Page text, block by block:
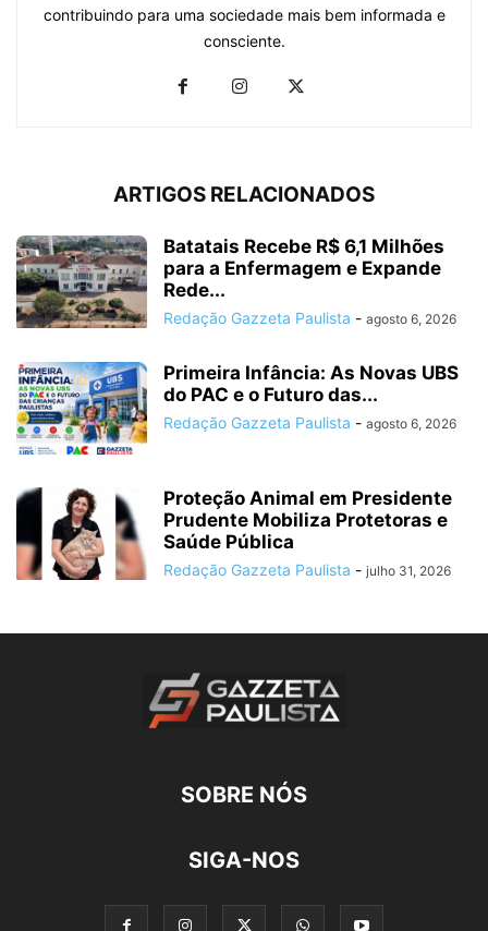
contribuindo para uma sociedade mais bem informada e
consciente.
ARTIGOS RELACIONADOS
Batatais Recebe R$ 6,1 Milhões
para a Enfermagem e Expande
Rede...
Redação Gazzeta Paulista - agosto 6, 2026
Primeira Infância: As Novas UBS
do PAC e o Futuro das...
Redação Gazzeta Paulista - agosto 6, 2026
Proteção Animal em Presidente
Prudente Mobiliza Protetoras e
Saúde Pública
Redação Gazzeta Paulista - julho 31, 2026
SOBRE NÓS
SIGA-NOS